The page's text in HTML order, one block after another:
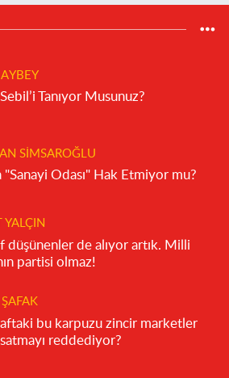
Tanıyor Musunuz?
SIMSAROĞLU
"Sanayi Odası" Hak Etmiyor mu?
YALÇIN
düşünenler de alıyor artık. Milli
partisi olmaz!
bu karpuzu zincir marketler
reddediyor?